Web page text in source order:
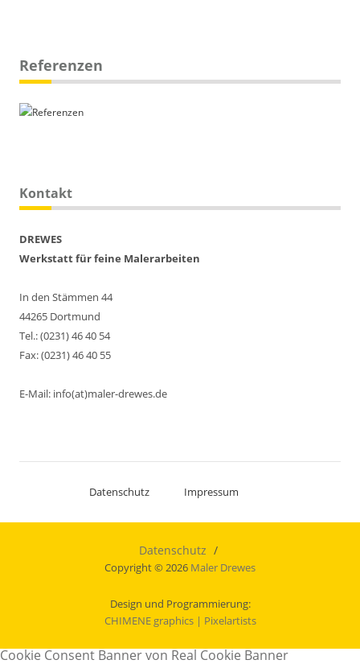
Referenzen
Kontakt
DREWES
Werkstatt für feine Malerarbeiten
In den Stämmen 44
44265 Dortmund
Tel.: (0231) 46 40 54
Fax: (0231) 46 40 55
E-Mail: info(at)maler-drewes.de
Datenschutz Impressum
Datenschutz
Copyright © 2026 Maler Drewes
Design und Programmierung:
CHIMENE graphics | Pixelartists
Cookie Consent Banner von Real Cookie Banner